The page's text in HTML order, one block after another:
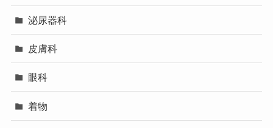
泌尿器科
皮膚科
眼科
着物